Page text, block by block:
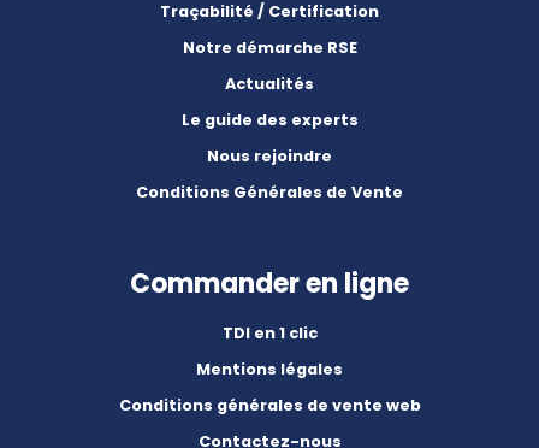
Traçabilité / Certification
Notre démarche RSE
Actualités
Le guide des experts
Nous rejoindre
Conditions Générales de Vente
Commander en ligne
TDI en 1 clic
Mentions légales
Conditions générales de vente web
Contactez-nous